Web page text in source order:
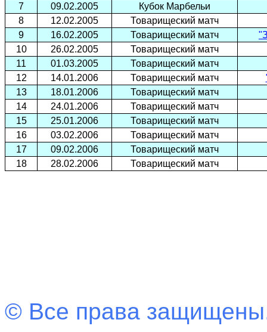
7
09.02.2005
Кубок Марбельи
8
12.02.2005
Товарищеский матч
9
16.02.2005 Товарищеский матч
10
26.02.2005
Товарищеский матч
11
01.03.2005
Товарищеский матч
12
14.01.2006 Товарищеский матч
13
18.01.2006
Товарищеский матч
14
24.01.2006
Товарищеский матч
15
25.01.2006
Товарищеский матч
16
03.02.2006
Товарищеский матч
17
09.02.2006
Товарищеский матч
18
28.02.2006 Товарищеский матч
© Все права